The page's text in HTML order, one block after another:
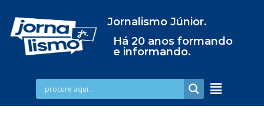
Jornalismo Júnior.
Há 20 anos formando
e informando.